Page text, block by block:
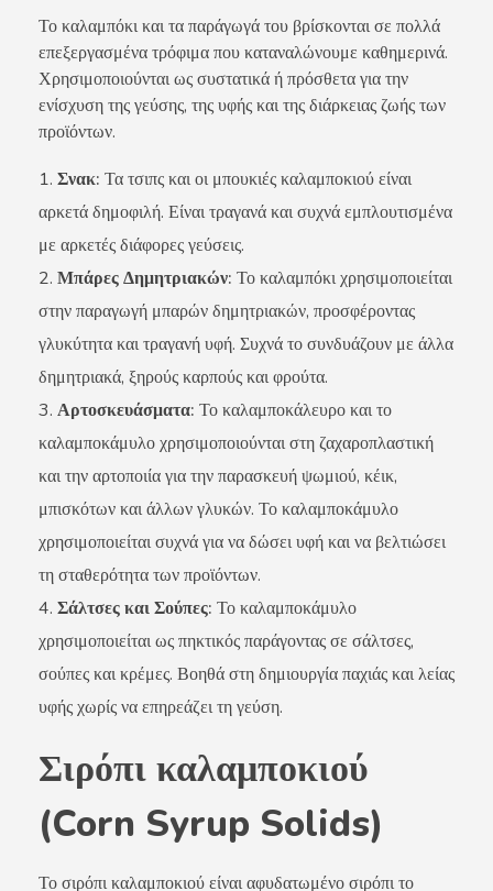
Το καλαμπόκι και τα παράγωγά του βρίσκονται σε πολλά
επεξεργασμένα τρόφιμα που καταναλώνουμε καθημερινά.
Χρησιμοποιούνται ως συστατικά ή πρόσθετα για την
ενίσχυση της γεύσης, της υφής και της διάρκειας ζωής των
προϊόντων.
Σνακ: Τα τσιπς και οι μπουκιές καλαμποκιού είναι
αρκετά δημοφιλή. Είναι τραγανά και συχνά εμπλουτισμένα
με αρκετές διάφορες γεύσεις.
Μπάρες Δημητριακών: Το καλαμπόκι χρησιμοποιείται
στην παραγωγή μπαρών δημητριακών, προσφέροντας
γλυκύτητα και τραγανή υφή. Συχνά το συνδυάζουν με άλλα
δημητριακά, ξηρούς καρπούς και φρούτα.
Αρτοσκευάσματα: Το καλαμποκάλευρο και το
καλαμποκάμυλο χρησιμοποιούνται στη ζαχαροπλαστική
και την αρτοποιία για την παρασκευή ψωμιού, κέικ,
μπισκότων και άλλων γλυκών. Το καλαμποκάμυλο
χρησιμοποιείται συχνά για να δώσει υφή και να βελτιώσει
τη σταθερότητα των προϊόντων.
Σάλτσες και Σούπες: Το καλαμποκάμυλο
χρησιμοποιείται ως πηκτικός παράγοντας σε σάλτσες,
σούπες και κρέμες. Βοηθά στη δημιουργία παχιάς και λείας
υφής χωρίς να επηρεάζει τη γεύση.
Σιρόπι καλαμποκιού
(Corn Syrup Solids)
Το σιρόπι καλαμποκιού είναι αφυδατωμένο σιρόπι το